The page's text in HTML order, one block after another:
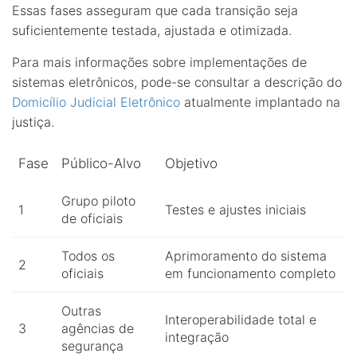
Essas fases asseguram que cada transição seja
suficientemente testada, ajustada e otimizada.
Para mais informações sobre implementações de
sistemas eletrônicos, pode-se consultar a descrição do
Domicílio Judicial Eletrônico atualmente implantado na
justiça.
Fase Público-Alvo Objetivo
1
Grupo piloto
de oficiais
Testes e ajustes iniciais
2
Todos os
oficiais
Aprimoramento do sistema
em funcionamento completo
3
Outras
agências de
segurança
Interoperabilidade total e
integração